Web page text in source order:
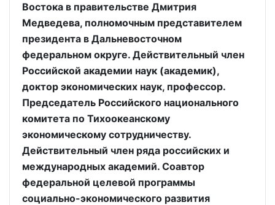
Востока в правительстве Дмитрия
Медведева, полномочным представителем
президента в Дальневосточном
федеральном округе. Действительный член
Российской академии наук (академик),
доктор экономических наук, профессор.
Председатель Российского национального
комитета по Тихоокеанскому
экономическому сотрудничеству.
Действительный член ряда российских и
международных академий. Соавтор
федеральной целевой программы
социально-экономического развития